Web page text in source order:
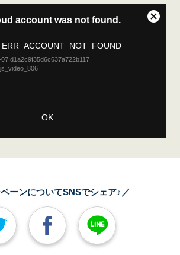
account was not found.
OK
Close
ーンについてSNSでシェア♪／